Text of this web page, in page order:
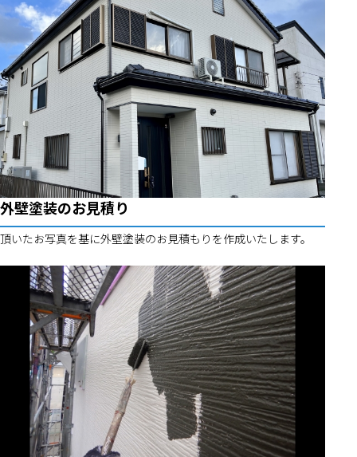
外壁塗装のお見積り
頂いたお写真を基に外壁塗装のお見積もりを作成いたします。